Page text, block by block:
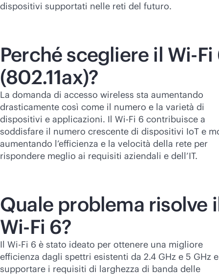
dispositivi supportati nelle reti del futuro.
Perché scegliere il Wi-Fi
(802.11ax)?
La domanda di accesso wireless sta aumentando
drasticamente così come il numero e la varietà di
dispositivi e applicazioni. Il Wi-Fi 6 contribuisce a
soddisfare il numero crescente di dispositivi IoT e
aumentando l’efficienza e la velocità della rete per
rispondere meglio ai requisiti aziendali e dell’IT.
Quale problema risolve
Wi-Fi 6?
Il Wi-Fi 6 è stato ideato per ottenere una migliore
efficienza dagli spettri esistenti da 2.4 GHz e 5 GHz e
supportare i requisiti di larghezza di banda delle